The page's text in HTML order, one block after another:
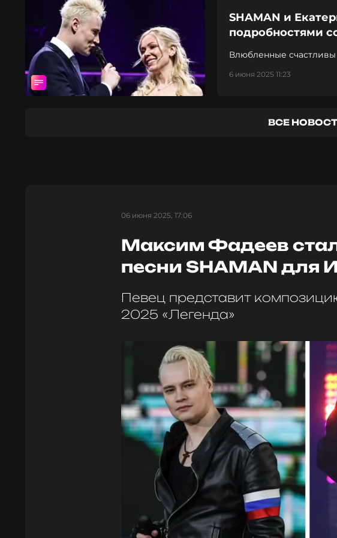
SHAMAN и
подробностями
Влюбленные
6 июня 2025 11:23
ВСЕ
06 июня 2025, 17:06
Максим Фадеев
песни SHAMAN для
Певец представит
2025 «Легенда»